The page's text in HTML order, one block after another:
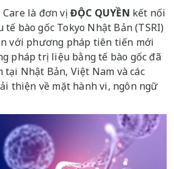
là đơn vị ĐỘC QUYỀN kết nối
bào gốc Tokyo Nhật Bản (TSRI)
với phương pháp tiên tiến mới
pháp trị liệu bằng tế bào gốc đã
Nhật Bản, Việt Nam và các
thiện về mặt hành vi, ngôn ngữ